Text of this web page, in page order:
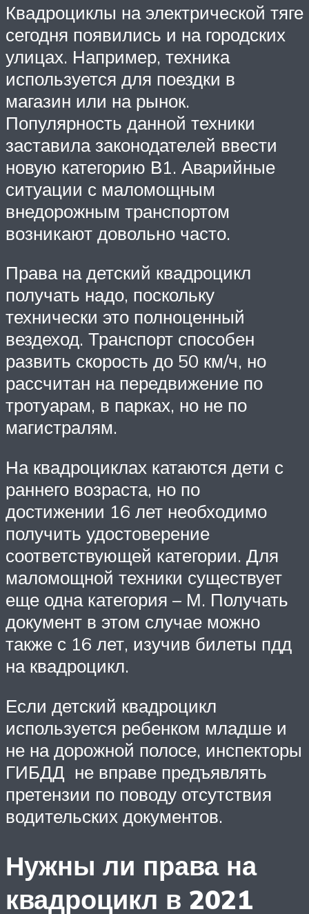
Квадроциклы на электрической тяге
сегодня появились и на городских
улицах. Например, техника
используется для поездки в
магазин или на рынок.
Популярность данной техники
заставила законодателей ввести
новую категорию В1. Аварийные
ситуации с маломощным
внедорожным транспортом
возникают довольно часто.
Права на детский квадроцикл
получать надо, поскольку
технически это полноценный
вездеход. Транспорт способен
развить скорость до 50 км/ч, но
рассчитан на передвижение по
тротуарам, в парках, но не по
магистралям.
На квадроциклах катаются дети с
раннего возраста, но по
достижении 16 лет необходимо
получить удостоверение
соответствующей категории. Для
маломощной техники существует
еще одна категория – М. Получать
документ в этом случае можно
также с 16 лет, изучив билеты пдд
на квадроцикл.
Если детский квадроцикл
используется ребенком младше и
не на дорожной полосе, инспекторы
ГИБДД не вправе предъявлять
претензии по поводу отсутствия
водительских документов.
Нужны ли права на
квадроцикл в 2021